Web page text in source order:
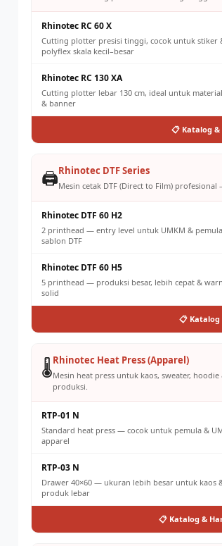
Rhinotec RC 60 X
Cutting plotter presisi tinggi, cocok untuk stiker
polyflex skala kecil–besar
Rhinotec RC 130 XA
Cutting plotter lebar 130 cm, ideal untuk
& banner
📋 Katalog
🖨️Rhinotec DTF Series
Mesin cetak DTF (Direct to Film)
Rhinotec DTF 60 H2
2 printhead — entry level untuk UMKM &
sablon DTF
Rhinotec DTF 60 H5
5 printhead — produksi besar, lebih cepat &
solid
📋 Katalog
🌡️Rhinotec Heat Press (Apparel)
Mesin heat press untuk kaos, sweater,
produksi.
RTP-01 N
Standard heat press — cocok untuk pemula &
apparel
RTP-03 N
Drawer 40×60 — ukuran lebih besar untuk kaos
produk lebar
📋 Katalog &